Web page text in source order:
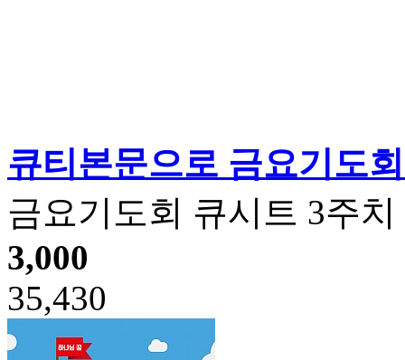
큐티본문으로 금요기도
금요기도회 큐시트 3주치
3,000
35,430